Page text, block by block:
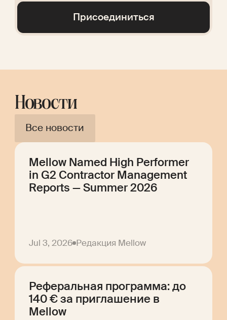
Присоединиться
Новости
Все новости
Mellow Named High Performer
in G2 Contractor Management
Reports — Summer 2026
Jul 3, 2026 Редакция Mellow
Реферальная программа: до
140 € за приглашение в
Mellow